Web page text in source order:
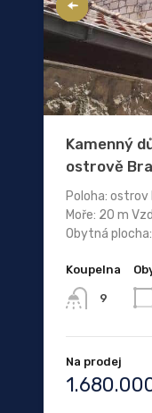
Kamenný
ostrově
Poloha:
Moře: 20 m
Obytná
Koupelna
9
Na prodej